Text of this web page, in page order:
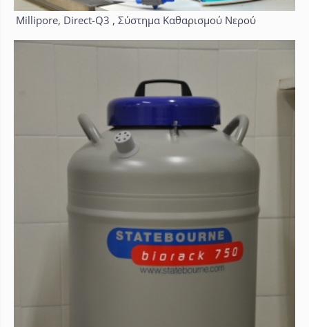
Millipore, Direct-Q3 , Σύστημα Καθαρισμού Νερού